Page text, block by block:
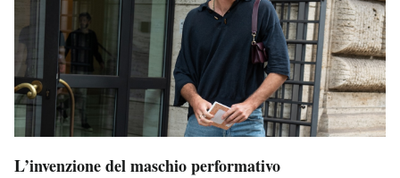
L’invenzione del maschio performativo